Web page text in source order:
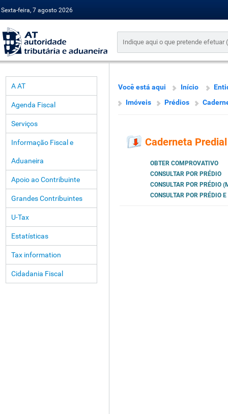
Sexta-feira, 7 agosto 2026
A AT
Agenda Fiscal
Serviços
Informação Fiscal e
Aduaneira
Apoio ao Contribuinte
Grandes Contribuintes
U-Tax
Estatísticas
Tax information
Cidadania Fiscal
Você está aqui Início
Imóveis
Prédios
Caderneta Predial
OBTER COMPROVATIVO
CONSULTAR POR PRÉDIO
CONSULTAR POR PRÉDIO
CONSULTAR POR PRÉDIO